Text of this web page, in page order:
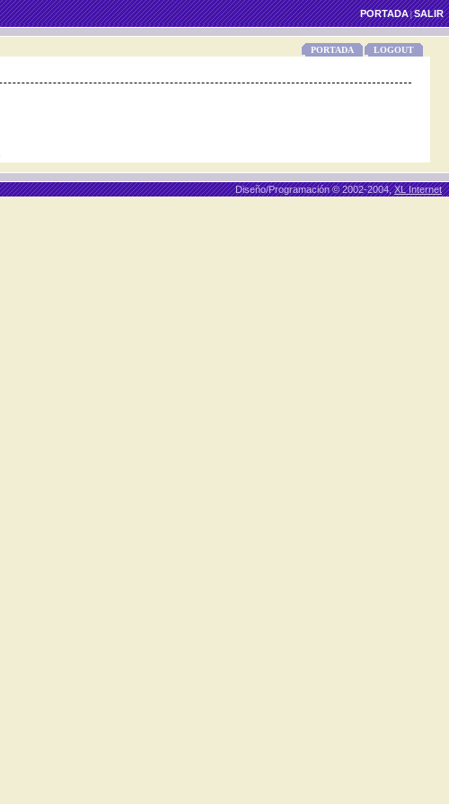
PORTADA|SALIR
PORTADA LOGOUT
Diseño/Programación © 2002-2004,XL Internet